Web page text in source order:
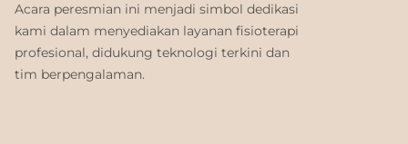
Acara peresmian ini menjadi simbol dedikasi
kami dalam menyediakan layanan fisioterapi
profesional, didukung teknologi terkini dan
tim berpengalaman.